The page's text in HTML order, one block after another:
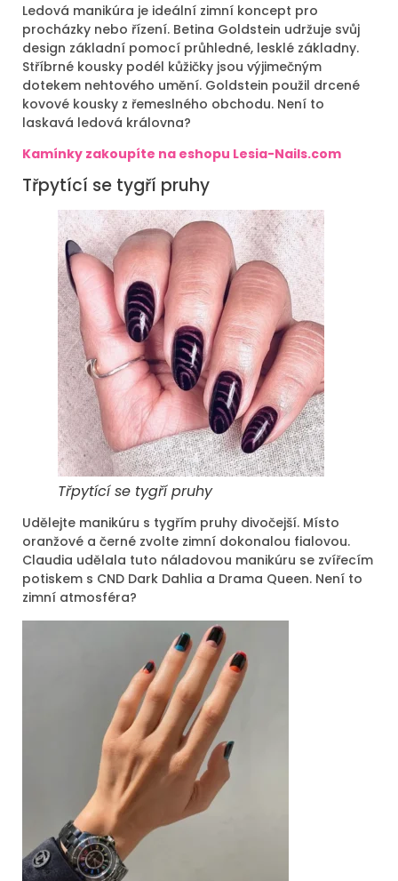
Ledová manikúra je ideální zimní koncept pro
procházky nebo řízení. Betina Goldstein udržuje svůj
design základní pomocí průhledné, lesklé základny.
Stříbrné kousky podél kůžičky jsou výjimečným
dotekem nehtového umění. Goldstein použil drcené
kovové kousky z řemeslného obchodu. Není to
laskavá ledová královna?
Kamínky zakoupíte na eshopu Lesia-Nails.com
Třpytící se tygří pruhy
Třpytící se tygří pruhy
Udělejte manikúru s tygřím pruhy divočejší. Místo
oranžové a černé zvolte zimní dokonalou fialovou.
Claudia udělala tuto náladovou manikúru se zvířecím
potiskem s CND Dark Dahlia a Drama Queen. Není to
zimní atmosféra?